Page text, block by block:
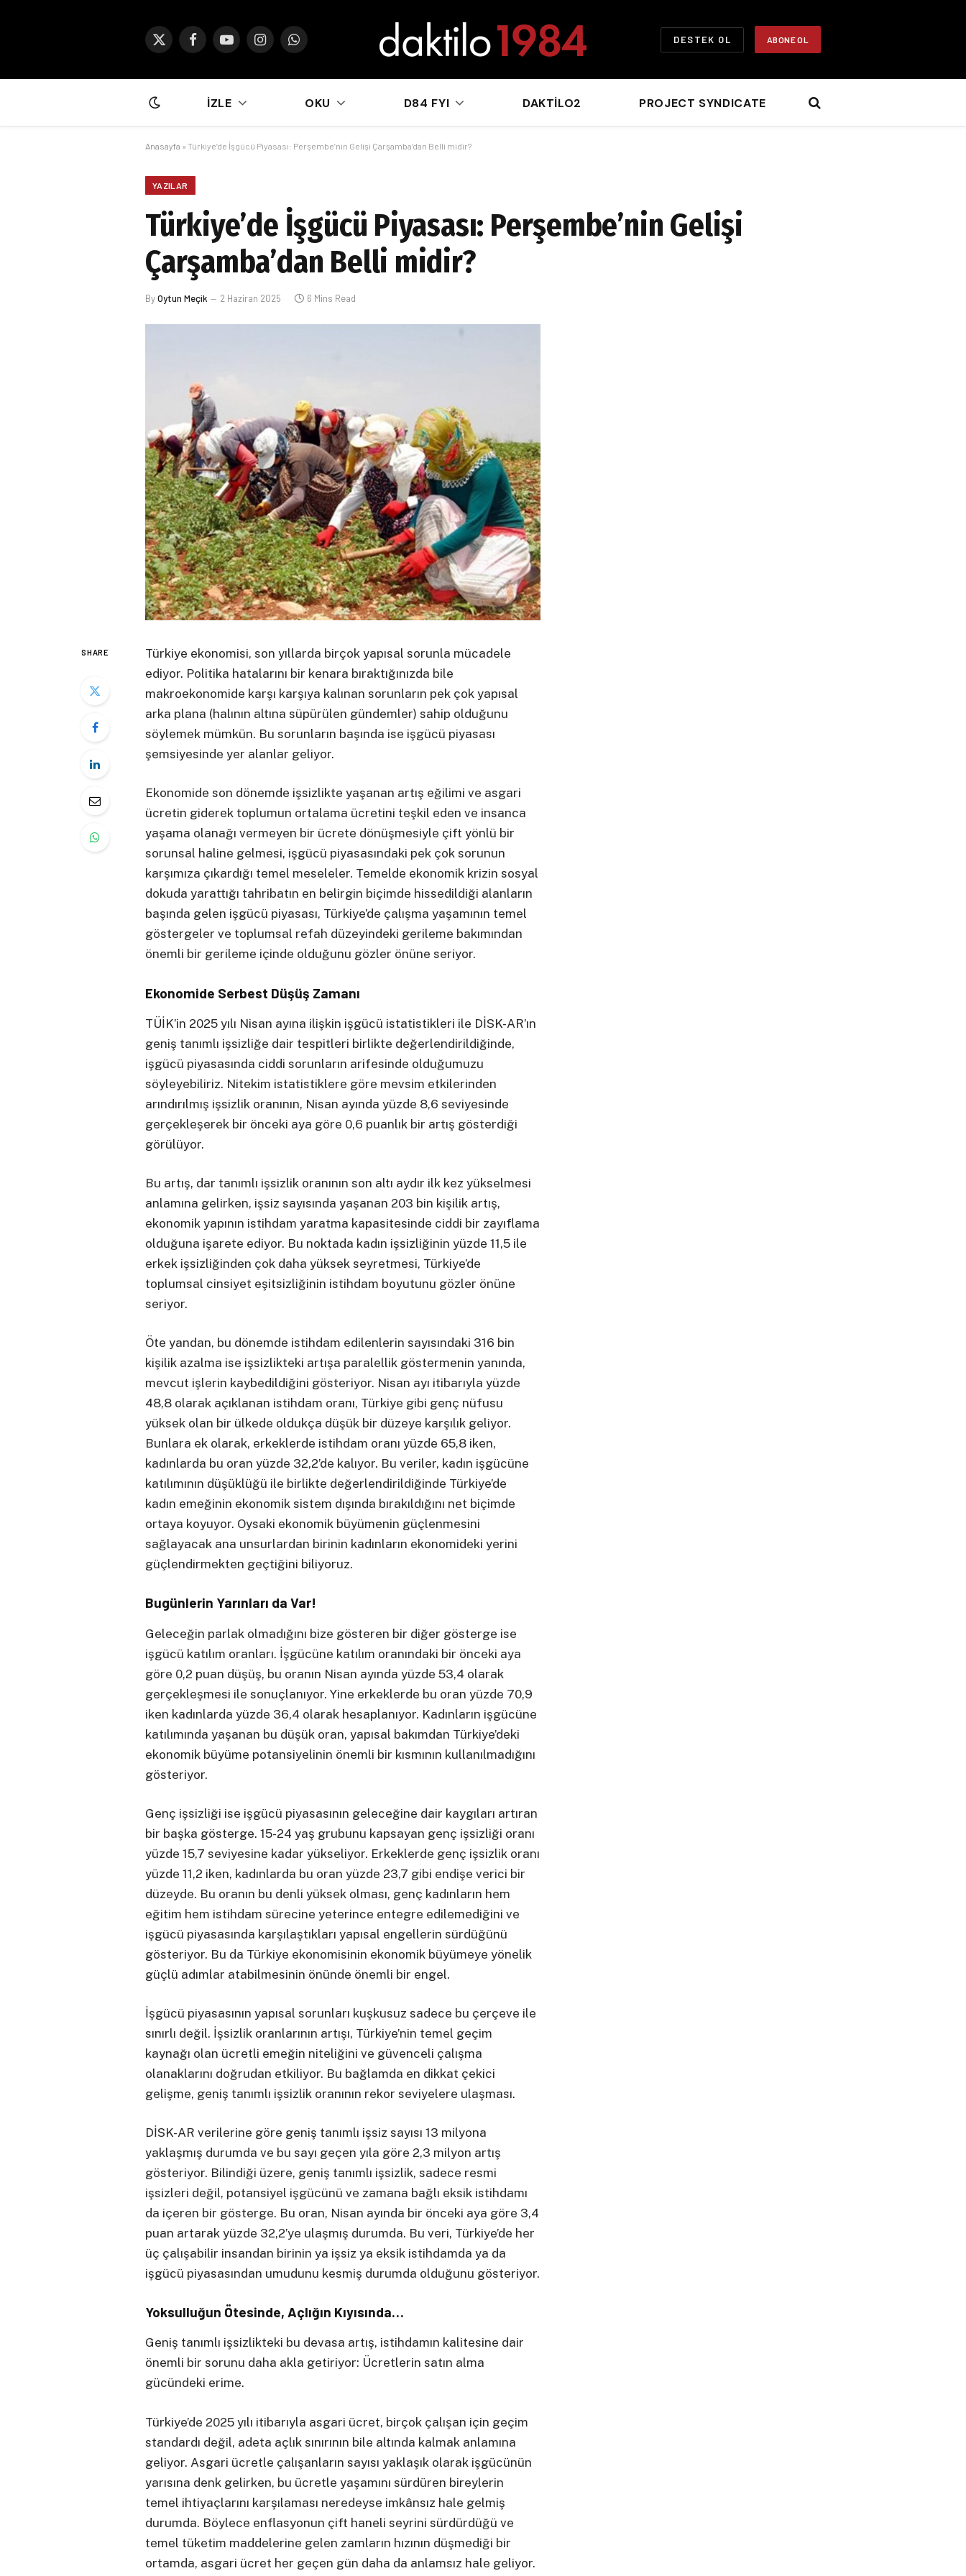
X
FacebookYouTubeInstagramWhatsApp
DESTEK OL ABONE OL
İZLE OKU D84 FYI DAKTILO2 PROJECT SYNDICATE
Anasayfa » Türkiye’de İşgücü Piyasası: Perşembe’nin Gelişi Çarşamba’dan Belli midir?
YAZILAR
Türkiye’de İşgücü Piyasası: Perşembe’nin Gelişi
Çarşamba’dan Belli midir?
ByOytun Meçik 2 Haziran 2025 6 Mins Read
SHARE
Türkiye ekonomisi, son yıllarda birçok yapısal sorunla mücadele
ediyor. Politika hatalarını bir kenara bıraktığınızda bile
makroekonomide karşı karşıya kalınan sorunların pek çok yapısal
arka plana (halının altına süpürülen gündemler) sahip olduğunu
söylemek mümkün. Bu sorunların başında ise işgücü piyasası
şemsiyesinde yer alanlar geliyor.
Ekonomide son dönemde işsizlikte yaşanan artış eğilimi ve asgari
ücretin giderek toplumun ortalama ücretini teşkil eden ve insanca
yaşama olanağı vermeyen bir ücrete dönüşmesiyle çift yönlü bir
sorunsal haline gelmesi, işgücü piyasasındaki pek çok sorunun
karşımıza çıkardığı temel meseleler. Temelde ekonomik krizin sosyal
dokuda yarattığı tahribatın en belirgin biçimde hissedildiği alanların
başında gelen işgücü piyasası, Türkiye’de çalışma yaşamının temel
göstergeler ve toplumsal refah düzeyindeki gerileme bakımından
önemli bir gerileme içinde olduğunu gözler önüne seriyor.
Ekonomide Serbest Düşüş Zamanı
TÜİK’in 2025 yılı Nisan ayına ilişkin işgücü istatistikleri ile DİSK-AR’ın
geniş tanımlı işsizliğe dair tespitleri birlikte değerlendirildiğinde,
işgücü piyasasında ciddi sorunların arifesinde olduğumuzu
söyleyebiliriz. Nitekim istatistiklere göre mevsim etkilerinden
arındırılmış işsizlik oranının, Nisan ayında yüzde 8,6 seviyesinde
gerçekleşerek bir önceki aya göre 0,6 puanlık bir artış gösterdiği
görülüyor.
Bu artış, dar tanımlı işsizlik oranının son altı aydır ilk kez yükselmesi
anlamına gelirken, işsiz sayısında yaşanan 203 bin kişilik artış,
ekonomik yapının istihdam yaratma kapasitesinde ciddi bir zayıflama
olduğuna işarete ediyor. Bu noktada kadın işsizliğinin yüzde 11,5 ile
erkek işsizliğinden çok daha yüksek seyretmesi, Türkiye’de
toplumsal cinsiyet eşitsizliğinin istihdam boyutunu gözler önüne
seriyor.
Öte yandan, bu dönemde istihdam edilenlerin sayısındaki 316 bin
kişilik azalma ise işsizlikteki artışa paralellik göstermenin yanında,
mevcut işlerin kaybedildiğini gösteriyor. Nisan ayı itibarıyla yüzde
48,8 olarak açıklanan istihdam oranı, Türkiye gibi genç nüfusu
yüksek olan bir ülkede oldukça düşük bir düzeye karşılık geliyor.
Bunlara ek olarak, erkeklerde istihdam oranı yüzde 65,8 iken,
kadınlarda bu oran yüzde 32,2’de kalıyor. Bu veriler, kadın işgücüne
katılımının düşüklüğü ile birlikte değerlendirildiğinde Türkiye’de
kadın emeğinin ekonomik sistem dışında bırakıldığını net biçimde
ortaya koyuyor. Oysaki ekonomik büyümenin güçlenmesini
sağlayacak ana unsurlardan birinin kadınların ekonomideki yerini
güçlendirmekten geçtiğini biliyoruz.
Bugünlerin Yarınları da Var!
Geleceğin parlak olmadığını bize gösteren bir diğer gösterge ise
işgücü katılım oranları. İşgücüne katılım oranındaki bir önceki aya
göre 0,2 puan düşüş, bu oranın Nisan ayında yüzde 53,4 olarak
gerçekleşmesi ile sonuçlanıyor. Yine erkeklerde bu oran yüzde 70,9
iken kadınlarda yüzde 36,4 olarak hesaplanıyor. Kadınların işgücüne
katılımında yaşanan bu düşük oran, yapısal bakımdan Türkiye’deki
ekonomik büyüme potansiyelinin önemli bir kısmının kullanılmadığını
gösteriyor.
Genç işsizliği ise işgücü piyasasının geleceğine dair kaygıları artıran
bir başka gösterge. 15-24 yaş grubunu kapsayan genç işsizliği oranı
yüzde 15,7 seviyesine kadar yükseliyor. Erkeklerde genç işsizlik oranı
yüzde 11,2 iken, kadınlarda bu oran yüzde 23,7 gibi endişe verici bir
düzeyde. Bu oranın bu denli yüksek olması, genç kadınların hem
eğitim hem istihdam sürecine yeterince entegre edilemediğini ve
işgücü piyasasında karşılaştıkları yapısal engellerin sürdüğünü
gösteriyor. Bu da Türkiye ekonomisinin ekonomik büyümeye yönelik
güçlü adımlar atabilmesinin önünde önemli bir engel.
İşgücü piyasasının yapısal sorunları kuşkusuz sadece bu çerçeve ile
sınırlı değil. İşsizlik oranlarının artışı, Türkiye’nin temel geçim
kaynağı olan ücretli emeğin niteliğini ve güvenceli çalışma
olanaklarını doğrudan etkiliyor. Bu bağlamda en dikkat çekici
gelişme, geniş tanımlı işsizlik oranının rekor seviyelere ulaşması.
DİSK-AR verilerine göre geniş tanımlı işsiz sayısı 13 milyona
yaklaşmış durumda ve bu sayı geçen yıla göre 2,3 milyon artış
gösteriyor. Bilindiği üzere, geniş tanımlı işsizlik, sadece resmi
işsizleri değil, potansiyel işgücünü ve zamana bağlı eksik istihdamı
da içeren bir gösterge. Bu oran, Nisan ayında bir önceki aya göre 3,4
puan artarak yüzde 32,2’ye ulaşmış durumda. Bu veri, Türkiye’de her
üç çalışabilir insandan birinin ya işsiz ya eksik istihdamda ya da
işgücü piyasasından umudunu kesmiş durumda olduğunu gösteriyor.
Yoksulluğun Ötesinde, Açlığın Kıyısında…
Geniş tanımlı işsizlikteki bu devasa artış, istihdamın kalitesine dair
önemli bir sorunu daha akla getiriyor: Ücretlerin satın alma
gücündeki erime.
Türkiye’de 2025 yılı itibarıyla asgari ücret, birçok çalışan için geçim
standardı değil, adeta açlık sınırının bile altında kalmak anlamına
geliyor. Asgari ücretle çalışanların sayısı yaklaşık olarak işgücünün
yarısına denk gelirken, bu ücretle yaşamını sürdüren bireylerin
temel ihtiyaçlarını karşılaması neredeyse imkânsız hale gelmiş
durumda. Böylece enflasyonun çift haneli seyrini sürdürdüğü ve
temel tüketim maddelerine gelen zamların hızının düşmediği bir
ortamda, asgari ücret her geçen gün daha da anlamsız hale geliyor.